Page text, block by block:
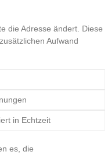
die Adresse ändert. Diese
Aufwand
in Echtzeit
es, die